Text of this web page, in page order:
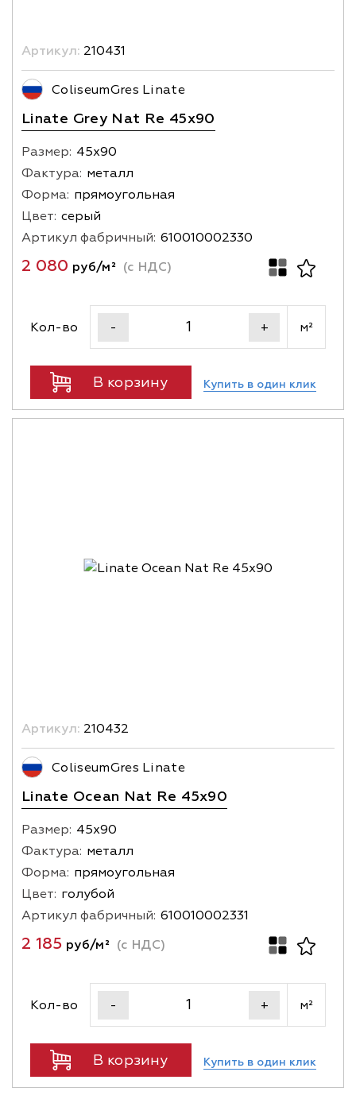
Артикул: 210431
ColiseumGres Linate
Linate Grey Nat Re 45x90
Размер: 45х90
Фактура: металл
Форма: прямоугольная
Цвет: серый
Артикул фабричный: 610010002330
2 080 руб/м² (с НДС)
Кол-во - + м²
В корзину Купить в один клик
Артикул: 210432
ColiseumGres Linate
Linate Ocean Nat Re 45x90
Размер: 45х90
Фактура: металл
Форма: прямоугольная
Цвет: голубой
Артикул фабричный: 610010002331
2 185 руб/м² (с НДС)
Кол-во - + м²
В корзину Купить в один клик